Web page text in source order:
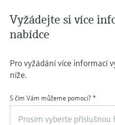
Vyžádejte si více
nabídce
Pro vyžádání více informací
níže.
S čím Vám můžeme pomoci? *
Prosím vyberte příslušnou